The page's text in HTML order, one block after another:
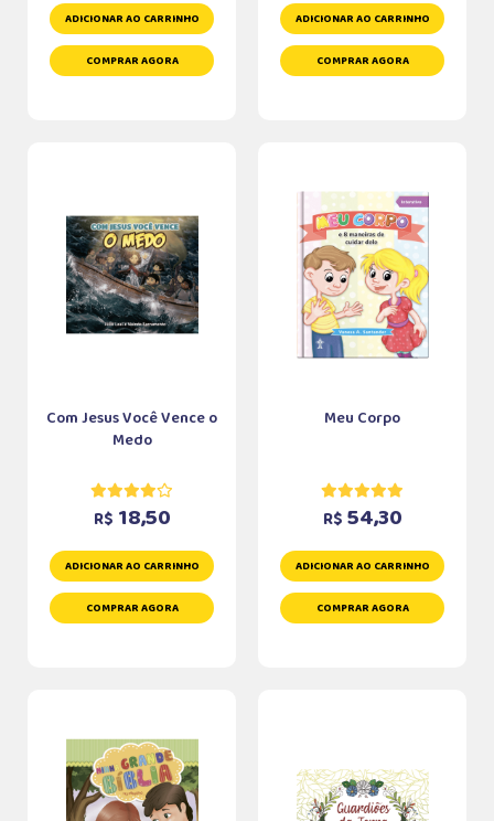
ADICIONAR AO CARRINHO
COMPRAR AGORA
ADICIONAR AO CARRINHO
COMPRAR AGORA
Com Jesus Você Vence o
Medo
R$ 18,50
ADICIONAR AO CARRINHO
COMPRAR AGORA
Meu Corpo
R$ 54,30
ADICIONAR AO CARRINHO
COMPRAR AGORA